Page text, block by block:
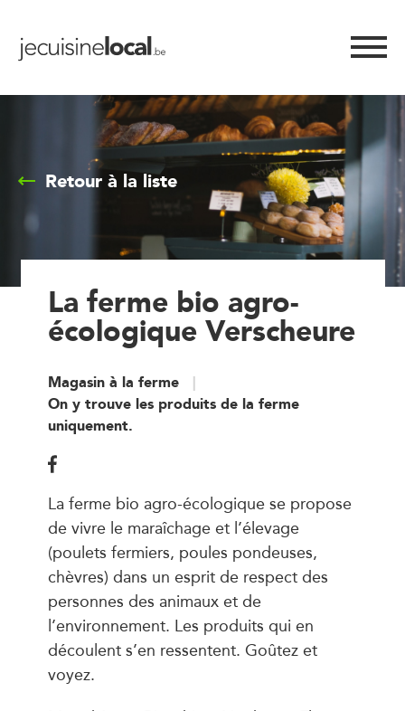
Retour à la liste
La ferme bio agro-
écologique Verscheure
Magasin à la ferme
On y trouve les produits de la ferme
uniquement.
La ferme bio agro-écologique se propose
de vivre le maraîchage et l’élevage
(poulets fermiers, poules pondeuses,
chèvres) dans un esprit de respect des
personnes des animaux et de
l’environnement. Les produits qui en
découlent s’en ressentent. Goûtez et
voyez.